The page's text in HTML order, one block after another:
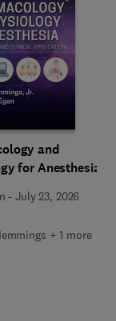
and
for Anesthesia
-July 23, 2026
+ 1 more